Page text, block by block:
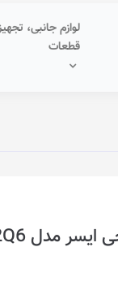
لوازم جانبی،
قطعات